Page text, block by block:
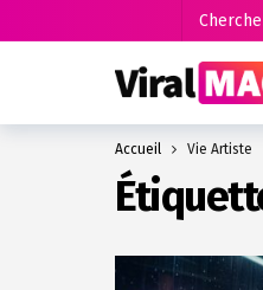
Accueil Vie Artiste